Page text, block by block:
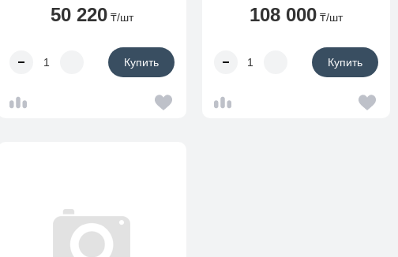
50 220 ₸/шт
Купить
PRINTER WITH
108 000 ₸/шт
Купить